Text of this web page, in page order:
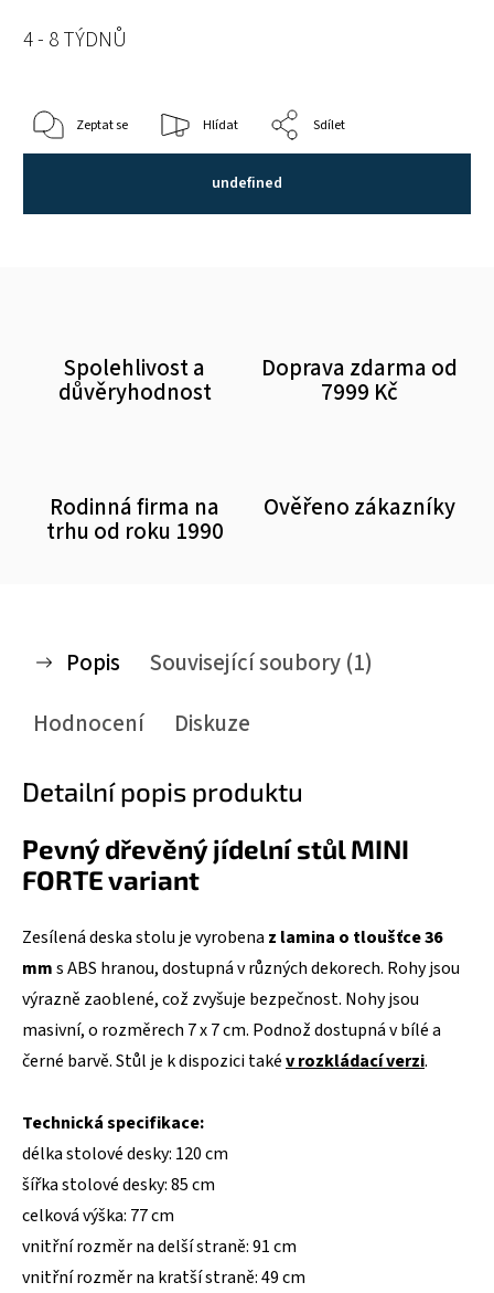
4 - 8 TÝDNŮ
Zeptat se Hlídat Sdílet
undefined
Spolehlivost a
důvěryhodnost
Doprava zdarma od
7999 Kč
Rodinná firma na
trhu od roku 1990
Ověřeno zákazníky
Popis
Související soubory (1)
Hodnocení
Diskuze
Detailní popis produktu
Pevný dřevěný jídelní stůl MINI
FORTE variant
Zesílená deska stolu je vyrobena z lamina o tloušťce 36
mms ABS hranou, dostupná v různých dekorech. Rohy jsou
výrazně zaoblené, což zvyšuje bezpečnost. Nohy jsou
masivní, o rozměrech 7 x 7 cm. Podnož dostupná v bílé a
černé barvě. Stůl je k dispozici takév rozkládací verzi.
Technická specifikace:
délka stolové desky: 120 cm
šířka stolové desky: 85 cm
celková výška: 77 cm
vnitřní rozměr na delší straně: 91 cm
vnitřní rozměr na kratší straně: 49 cm